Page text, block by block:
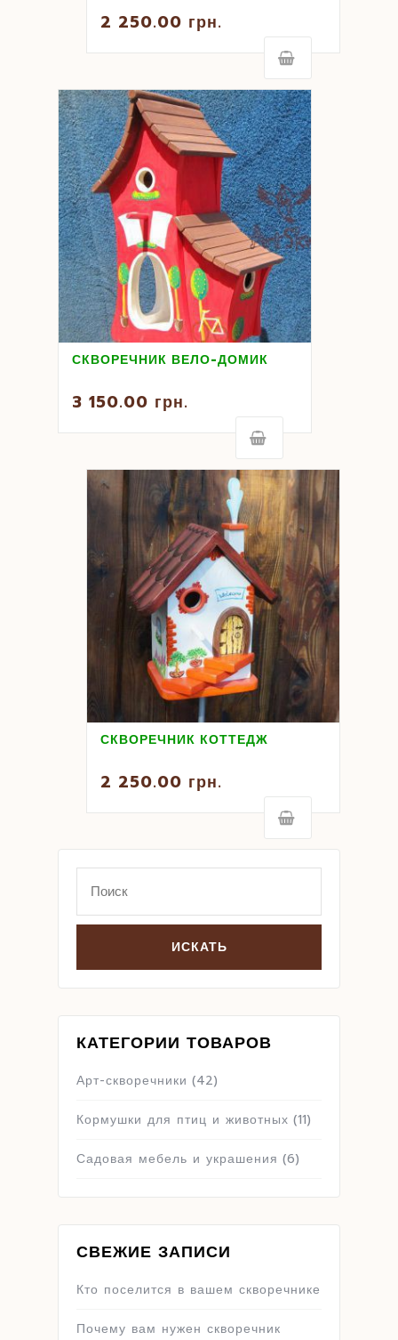
2 250.00 грн.
СКВОРЕЧНИК ВЕЛО-ДОМИК
3 150.00 грн.
СКВОРЕЧНИК КОТТЕДЖ
2 250.00 грн.
for:
КАТЕГОРИИ ТОВАРОВ
Арт-скворечники (42)
Кормушки для птиц и животных (11)
Садовая мебель и украшения (6)
СВЕЖИЕ ЗАПИСИ
Кто поселится в вашем скворечнике
Почему вам нужен скворечник